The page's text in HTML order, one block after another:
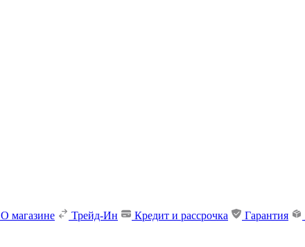
О магазине Трейд-Ин Кредит и рассрочка Гарантия